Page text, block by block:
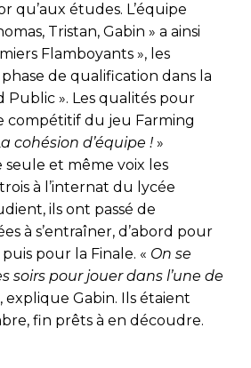
qu’aux études. L’équipe
Tristan, Gabin » a ainsi
Flamboyants », les
de qualification dans la
Public ». Les qualités pour
compétitif du jeu Farming
cohésion d’équipe ! »
et même voix les
à l’internat du lycée
ils ont passé de
à s’entraîner, d’abord pour
pour la Finale. « On se
soirs pour jouer dans l’une de
explique Gabin. Ils étaient
fin prêts à en découdre.